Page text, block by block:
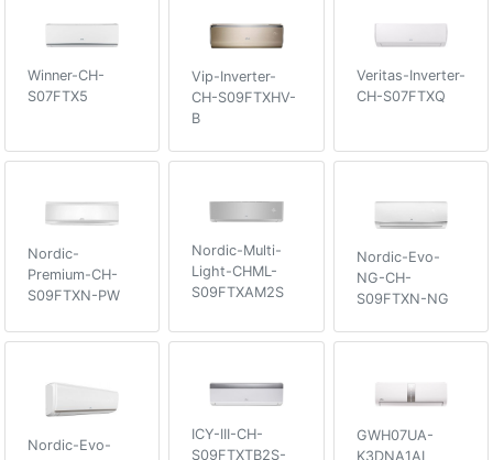
Winner-CH-
S07FTX5
Vip-Inverter-
CH-S09FTXHV-
B
Veritas-Inverter-
CH-S07FTXQ
Nordic-
Premium-CH-
S09FTXN-PW
Nordic-Multi-
Light-CHML-
S09FTXAM2S
Nordic-Evo-
NG-CH-
S09FTXN-NG
Nordic-Evo-
ICY-III-CH-
S09FTXTB2S-
GWH07UA-
K3DNA1AI